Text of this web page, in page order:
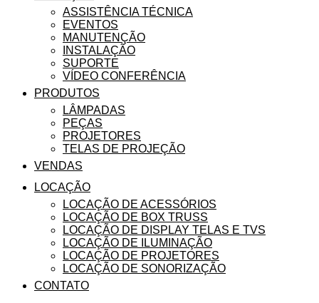
ASSISTÊNCIA TÉCNICA
EVENTOS
MANUTENÇÃO
INSTALAÇÃO
SUPORTE
VÍDEO CONFERÊNCIA
PRODUTOS
LÂMPADAS
PEÇAS
PROJETORES
TELAS DE PROJEÇÃO
VENDAS
LOCAÇÃO
LOCAÇÃO DE ACESSÓRIOS
LOCAÇÃO DE BOX TRUSS
LOCAÇÃO DE DISPLAY TELAS E TVS
LOCAÇÃO DE ILUMINAÇÃO
LOCAÇÃO DE PROJETORES
LOCAÇÃO DE SONORIZAÇÃO
CONTATO